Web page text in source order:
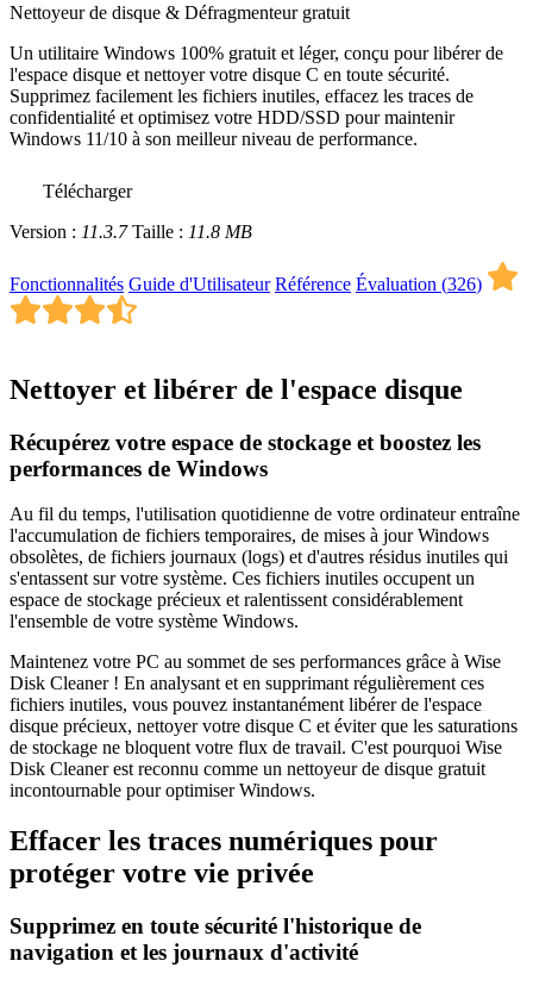
Nettoyeur de disque & Défragmenteur gratuit
Un utilitaire Windows 100% gratuit et léger, conçu pour libérer de
l'espace disque et nettoyer votre disque C en toute sécurité.
Supprimez facilement les fichiers inutiles, effacez les traces de
confidentialité et optimisez votre HDD/SSD pour maintenir
Windows 11/10 à son meilleur niveau de performance.
Télécharger
Version : 11.3.7 Taille : 11.8 MB
Fonctionnalités Guide d'Utilisateur Référence Évaluation (326)
Nettoyer et libérer de l'espace disque
Récupérez votre espace de stockage et boostez les
performances de Windows
Au fil du temps, l'utilisation quotidienne de votre ordinateur entraîne
l'accumulation de fichiers temporaires, de mises à jour Windows
obsolètes, de fichiers journaux (logs) et d'autres résidus inutiles qui
s'entassent sur votre système. Ces fichiers inutiles occupent un
espace de stockage précieux et ralentissent considérablement
l'ensemble de votre système Windows.
Maintenez votre PC au sommet de ses performances grâce à Wise
Disk Cleaner ! En analysant et en supprimant régulièrement ces
fichiers inutiles, vous pouvez instantanément libérer de l'espace
disque précieux, nettoyer votre disque C et éviter que les saturations
de stockage ne bloquent votre flux de travail. C'est pourquoi Wise
Disk Cleaner est reconnu comme un nettoyeur de disque gratuit
incontournable pour optimiser Windows.
Effacer les traces numériques pour
protéger votre vie privée
Supprimez en toute sécurité l'historique de
navigation et les journaux d'activité